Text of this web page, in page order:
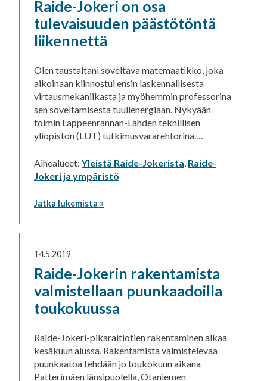
Raide-Jokeri on osa
tulevaisuuden päästötöntä
liikennettä
Olen taustaltani soveltava matemaatikko, joka
aikoinaan kiinnostui ensin laskennallisesta
virtausmekaniikasta ja myöhemmin professorina
sen soveltamisesta tuulienergiaan. Nykyään
toimin Lappeenrannan-Lahden teknillisen
yliopiston (LUT) tutkimusvararehtorina.…
Aihealueet: Yleistä Raide-Jokerista Raide-
Jokeri ja ympäristö
Jatka lukemista »
14.5.2019
Raide-Jokerin rakentamista
valmistellaan puunkaadoilla
toukokuussa
Raide-Jokeri-pikaraitiotien rakentaminen alkaa
kesäkuun alussa. Rakentamista valmistelevaa
puunkaatoa tehdään jo toukokuun aikana
Patterimäen länsipuolella, Otaniemen